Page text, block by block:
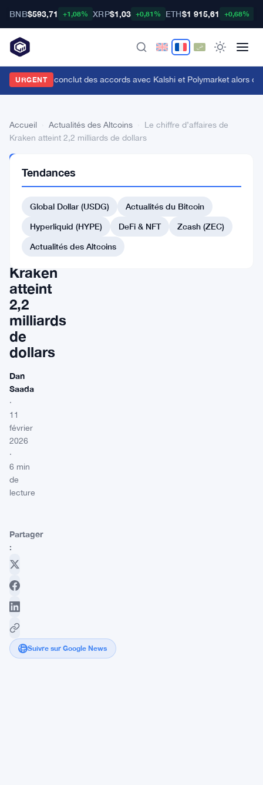
BNB$593,71 +1,08% XRP$1,03 +0,81% ETH$1 915,61 +0,68%
URGENT
Sports conclut des accords avec Kalshi et Polymarket alors
Accueil Actualités des Altcoins
Le chiffre d’affaires de
Kraken atteint 2,2 milliards de dollars
DES
ALTCOINS
chiffre
d’affaires
Kraken
atteint
2,2
milliards
de
dollars
Dan
Saada
·
11
février
2026
·
6 min
de
lecture
Partager
:
Suivre sur Google News
Tendances
Global Dollar (USDG)
Actualités du Bitcoin
Hyperliquid (HYPE)
DeFi & NFT
Zcash (ZEC)
Actualités des Altcoins